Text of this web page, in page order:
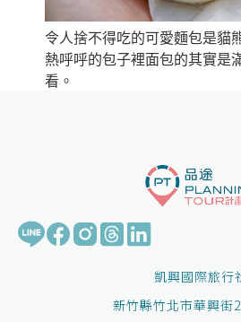
令人捨不得吃的可愛麵包是貓
熱呼呼的包子裡面包的其實是
看。
凱興國際旅行
新竹縣竹北市華興街